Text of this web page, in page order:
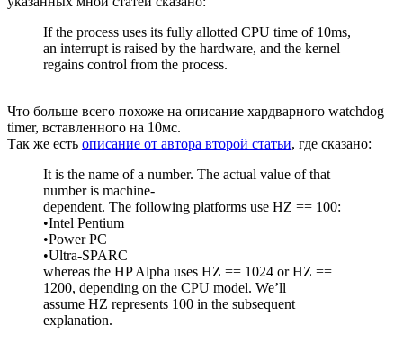
If the process uses its fully allotted CPU time of 10ms,
an interrupt is raised by the hardware, and the kernel
regains control from the process.
Что больше всего похоже на описание хардварного watchdog
timer, вставленного на 10мс.
Так же есть описание от автора второй статьи, где сказано:
It is the name of a number. The actual value of that
number is machine-
dependent. The following platforms use HZ == 100:
•Intel Pentium
•Power PC
•Ultra-SPARC
whereas the HP Alpha uses HZ == 1024 or HZ ==
1200, depending on the CPU model. We’ll
assume HZ represents 100 in the subsequent
explanation.